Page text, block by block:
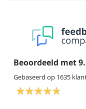
Beoordeeld met
Gebaseerd op 1635